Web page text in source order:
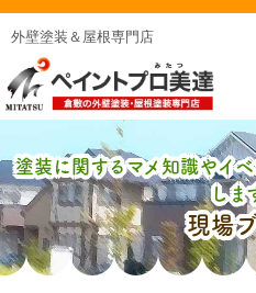
外壁塗装＆屋根専門店
塗装に関するマメ知識やイ
しま
現場